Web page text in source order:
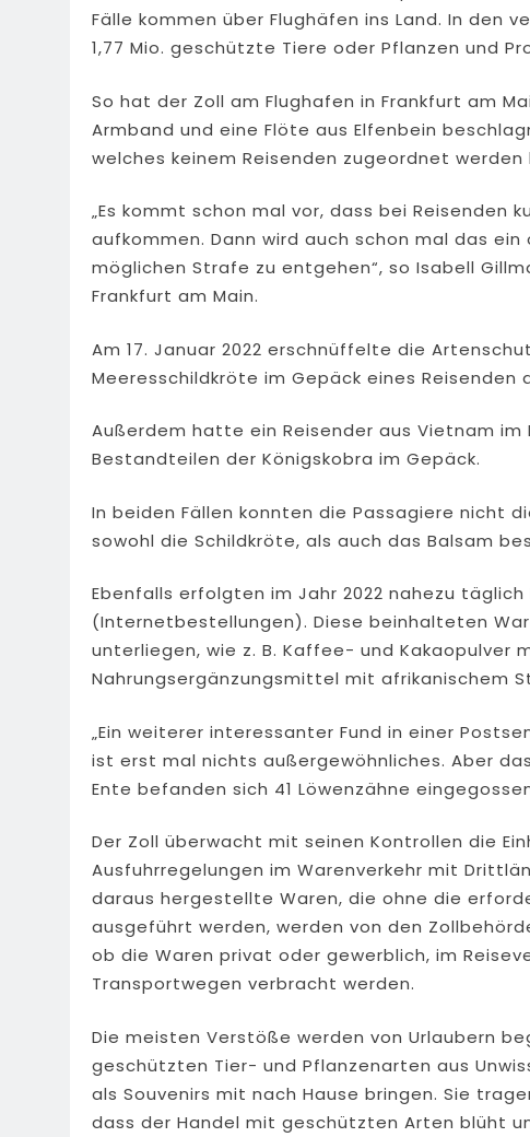
Fälle kommen über Flughäfen ins Land. In den
1,77 Mio. geschützte Tiere oder Pflanzen und
So hat der Zoll am Flughafen in Frankfurt am
Armband und eine Flöte aus Elfenbein
welches keinem Reisenden zugeordnet werden
„Es kommt schon mal vor, dass bei Reisenden
aufkommen. Dann wird auch schon mal das
möglichen Strafe zu entgehen“, so Isabell
Frankfurt am Main.
Am 17. Januar 2022 erschnüffelte die
Meeresschildkröte im Gepäck eines Reisenden
Außerdem hatte ein Reisender aus Vietnam
Bestandteilen der Königskobra im Gepäck.
In beiden Fällen konnten die Passagiere nicht
sowohl die Schildkröte, als auch das Balsam
Ebenfalls erfolgten im Jahr 2022 nahezu
(Internetbestellungen). Diese beinhalteten
unterliegen, wie z. B. Kaffee- und Kakaopulver
Nahrungsergänzungsmittel mit afrikanischem
„Ein weiterer interessanter Fund in einer
ist erst mal nichts außergewöhnliches. Aber
Ente befanden sich 41 Löwenzähne
Der Zoll überwacht mit seinen Kontrollen die
Ausfuhrregelungen im Warenverkehr mit
daraus hergestellte Waren, die ohne die
ausgeführt werden, werden von den
ob die Waren privat oder gewerblich, im
Transportwegen verbracht werden.
Die meisten Verstöße werden von Urlaubern
geschützten Tier- und Pflanzenarten aus
als Souvenirs mit nach Hause bringen. Sie
dass der Handel mit geschützten Arten blüht